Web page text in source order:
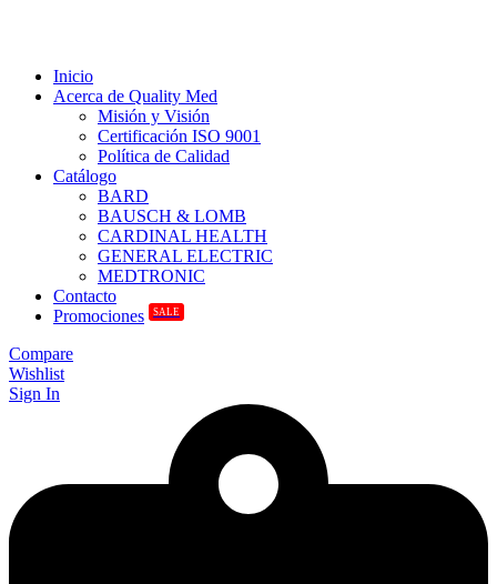
Inicio
Acerca de Quality Med
Misión y Visión
Certificación ISO 9001
Política de Calidad
Catálogo
BARD
BAUSCH & LOMB
CARDINAL HEALTH
GENERAL ELECTRIC
MEDTRONIC
Contacto
Promociones
SALE
Compare
Wishlist
Sign In